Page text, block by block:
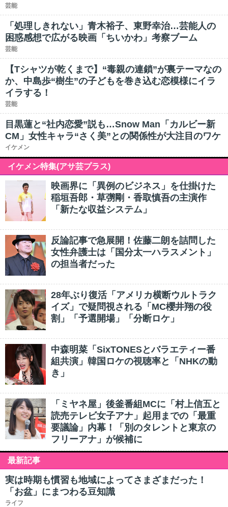
芸能
「処理しきれない」青木裕子、東野幸治…芸能人の
困惑感想で広がる映画「ちいかわ」考察ブーム
芸能
【Tシャツが乾くまで】“毒親の連鎖”が裏テーマなの
か、中島歩“樹生”の子どもを巻き込む恋模様にイラ
イラする！
芸能
目黒蓮と“社内恋愛”説も…Snow Man「カルビー新
CM」女性キャラ“さく美”との関係性が大注目のワケ
イケメン
イケメン特集(アサ芸プラス)
映画界に「異例のビジネス」を仕掛けた
稲垣吾郎・草彅剛・香取慎吾の主演作
「新たな収益システム」
反論記事で急展開！佐藤二朗を詰問した
女性弁護士は「国分太一ハラスメント」
の担当者だった
28年ぶり復活「アメリカ横断ウルトラク
イズ」で疑問視される「MC櫻井翔の役
割」「予選開場」「分断ロケ」
中森明菜「SixTONESとバラエティー番
組共演」韓国ロケの視聴率と「NHKの動
き」
「ミヤネ屋」後釜番組MCに「村上信五と
読売テレビ女子アナ」起用までの「最重
要議論」内幕！「別のタレントと東京の
フリーアナ」が候補に
最新記事
実は時期も慣習も地域によってさまざまだった！
「お盆」にまつわる豆知識
ライフ